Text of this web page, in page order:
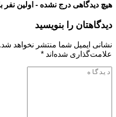
هیچ دیدگاهی درج نشده - اولین نفر
دیدگاهتان را بنویسید
نشانی ایمیل شما منتشر نخواهد شد.
علامت‌گذاری شده‌اند *